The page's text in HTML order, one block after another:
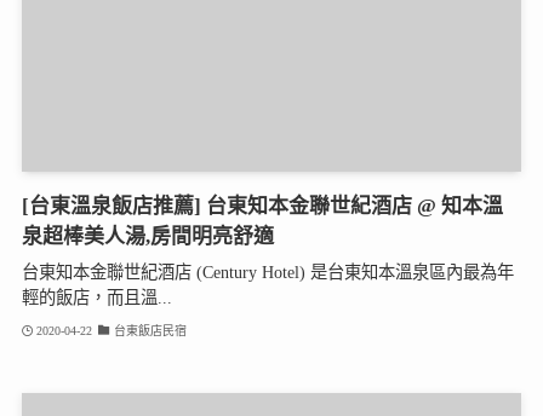
[台東溫泉飯店推薦] 台東知本金聯世紀酒店 @ 知本溫
泉超棒美人湯,房間明亮舒適
台東知本金聯世紀酒店 (Century Hotel) 是台東知本溫泉區內最為年
輕的飯店，而且溫...
2020-04-22 台東飯店民宿